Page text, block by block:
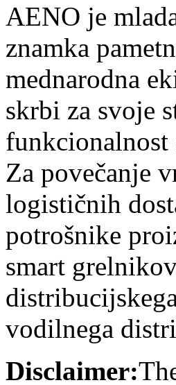
AENO je
znamka
mednarodna
skrbi za svoje
Za povečanje
logističnih
potrošnike
smart
vodilnega
Disclaimer: